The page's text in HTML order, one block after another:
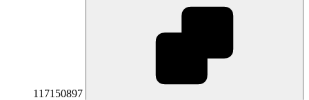
117150897